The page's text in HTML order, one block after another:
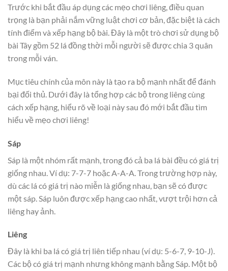
Trước khi bắt đầu áp dụng các mẹo chơi liêng, điều quan
trọng là bạn phải nắm vững luật chơi cơ bản, đặc biệt là cách
tính điểm và xếp hạng bộ bài. Đây là một trò chơi sử dụng bộ
bài Tây gồm 52 lá đồng thời mỗi người sẽ được chia 3 quân
trong mỗi ván.
Mục tiêu chính của môn này là tạo ra bộ mạnh nhất để đánh
bại đối thủ. Dưới đây là tổng hợp các bộ trong liêng cùng
cách xếp hạng, hiểu rõ về loại này sau đó mới bắt đầu tìm
hiểu về mẹo chơi liêng!
Sáp
Sáp là một nhóm rất mạnh, trong đó cả ba lá bài đều có giá trị
giống nhau. Ví dụ: 7-7-7 hoặc A-A-A. Trong trường hợp này,
dù các lá có giá trị nào miễn là giống nhau, bạn sẽ có được
một sáp. Sáp luôn được xếp hạng cao nhất, vượt trội hơn cả
liêng hay ảnh.
Liêng
Đây là khi ba lá có giá trị liên tiếp nhau (ví dụ: 5-6-7, 9-10-J).
Các bộ có giá trị mạnh nhưng không mạnh bằng Sáp. Một bộ